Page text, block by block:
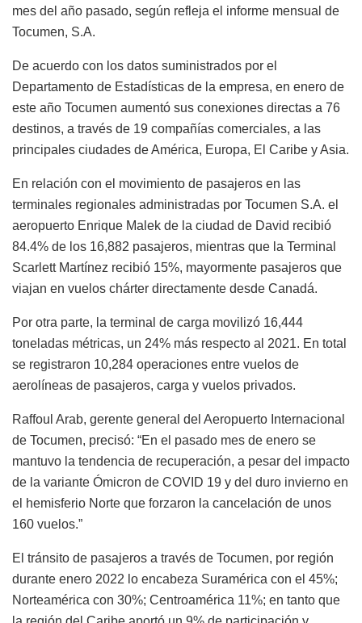
mes del año pasado, según refleja el informe mensual de
Tocumen, S.A.
De acuerdo con los datos suministrados por el
Departamento de Estadísticas de la empresa, en enero de
este año Tocumen aumentó sus conexiones directas a 76
destinos, a través de 19 compañías comerciales, a las
principales ciudades de América, Europa, El Caribe y Asia.
En relación con el movimiento de pasajeros en las
terminales regionales administradas por Tocumen S.A. el
aeropuerto Enrique Malek de la ciudad de David recibió
84.4% de los 16,882 pasajeros, mientras que la Terminal
Scarlett Martínez recibió 15%, mayormente pasajeros que
viajan en vuelos chárter directamente desde Canadá.
Por otra parte, la terminal de carga movilizó 16,444
toneladas métricas, un 24% más respecto al 2021. En total
se registraron 10,284 operaciones entre vuelos de
aerolíneas de pasajeros, carga y vuelos privados.
Raffoul Arab, gerente general del Aeropuerto Internacional
de Tocumen, precisó: “En el pasado mes de enero se
mantuvo la tendencia de recuperación, a pesar del impacto
de la variante Ómicron de COVID 19 y del duro invierno en
el hemisferio Norte que forzaron la cancelación de unos
160 vuelos.”
El tránsito de pasajeros a través de Tocumen, por región
durante enero 2022 lo encabeza Suramérica con el 45%;
Norteamérica con 30%; Centroamérica 11%; en tanto que